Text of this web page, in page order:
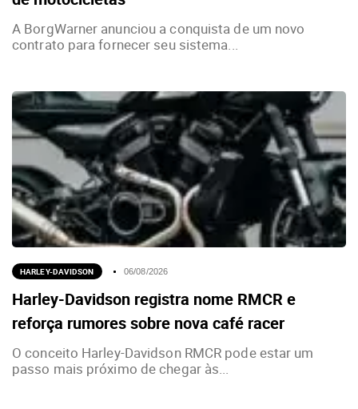
A BorgWarner anunciou a conquista de um novo
contrato para fornecer seu sistema...
HARLEY-DAVIDSON 06/08/2026
Harley-Davidson registra nome RMCR e
reforça rumores sobre nova café racer
O conceito Harley-Davidson RMCR pode estar um
passo mais próximo de chegar às...